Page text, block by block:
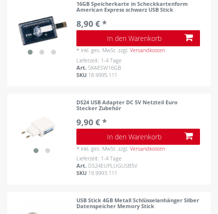
16GB Speicherkarte in Scheckkartenform
American Express schwarz USB Stick
8,90 € *
In den Warenkorb
* inkl. ges. MwSt. zzgl.Versandkosten
Lieferzeit: 1-4 Tage
Art.SKAESW16GB
SKU 18.9995.111
DS24 USB Adapter DC 5V Netzteil Euro
Stecker Zubehör
9,90 € *
In den Warenkorb
* inkl. ges. MwSt. zzgl.Versandkosten
Lieferzeit: 1-4 Tage
Art. DS24EUPLUGUSB5V
SKU 19.9993.111
USB Stick 4GB Metall Schlüsselanhänger Silber
Datenspeicher Memory Stick